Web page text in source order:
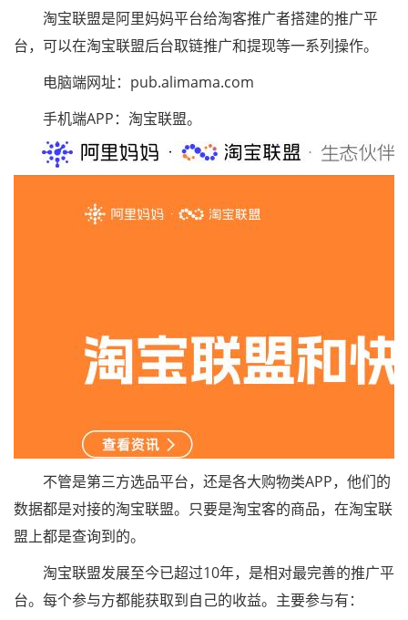
淘宝联盟是阿里妈妈平台给淘客推广者搭建的推广平
台，可以在淘宝联盟后台取链推广和提现等一系列操作。
电脑端网址：pub.alimama.com
手机端APP：淘宝联盟。
不管是第三方选品平台，还是各大购物类APP，他们的
数据都是对接的淘宝联盟。只要是淘宝客的商品，在淘宝联
盟上都是查询到的。
淘宝联盟发展至今已超过10年，是相对最完善的推广平
台。每个参与方都能获取到自己的收益。主要参与有：